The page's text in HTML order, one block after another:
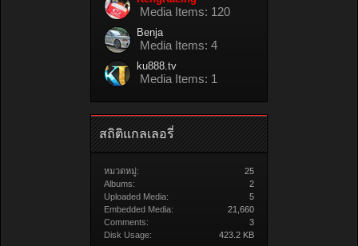
Media Items: 120
Benja
Media Items: 4
ku888.tv
Media Items: 1
สถิติแกลเลอรี่
หมวดหมู่:
25
Albums:
2
Uploaded Media:
5
Embedded Media:
21,660
Comments:
3
Disk Usage:
423.2 KB